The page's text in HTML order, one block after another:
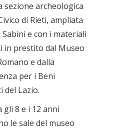
sezione archeologica
di Rieti, ampliata
Sabini e con i materiali
in prestito dal Museo
e dalla
per i Beni
del Lazio.
gli 8 e i 12 anni
le sale del museo